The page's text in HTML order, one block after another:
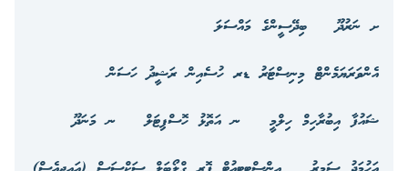
ށ ނަރުދޫ
ބިދޭސީންގެ މައްސަލަ
އެންވަރަޔަމެންޓް މިނިސްޓަރު ޑރ ހުސެއިން ރަޝީދު ހަސަން
ޝައުފާ އިބުރާހިމް ހިލްމީ
ނ އަތޮޅު ހޮސްޕިޓަލް
ނ މަނަދޫ